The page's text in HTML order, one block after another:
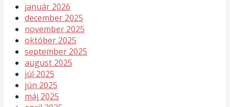
január 2026
december 2025
november 2025
október 2025
september 2025
august 2025
júl 2025
jún 2025
máj 2025